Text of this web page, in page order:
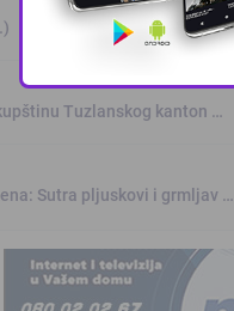
Tuzlanskog kanton …
Sutra pljuskovi i grmljav …